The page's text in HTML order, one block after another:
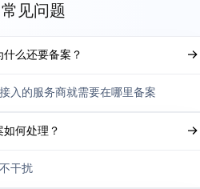
常见问题
么还要备案？
入的服务商就需要在哪里备案
何处理？
干扰